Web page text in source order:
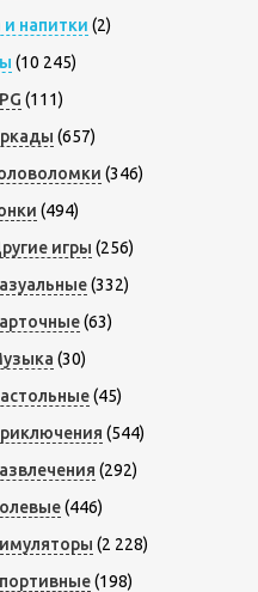
и напитки (2)
(10 245)
(111)
(657)
(346)
(494)
игры (256)
(332)
(63)
(30)
(45)
(544)
(292)
(446)
(2 228)
(198)